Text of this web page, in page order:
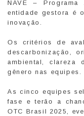
NAVE – Programa
entidade gestora é
inovação.
Os critérios de
descarbonização,
ambiental, clareza
gênero nas equipes.
As cinco equipes
fase e terão a
OTC Brasil 2025,